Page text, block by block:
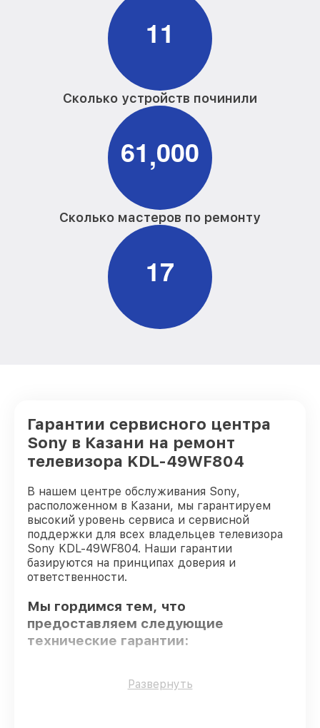
11
Сколько устройств починили
61,000
Сколько мастеров по ремонту
17
Гарантии сервисного центра
Sony в Казани на ремонт
телевизора KDL-49WF804
В нашем центре обслуживания Sony,
расположенном в Казани, мы гарантируем
высокий уровень сервиса и сервисной
поддержки для всех владельцев телевизора
Sony KDL-49WF804. Наши гарантии
базируются на принципах доверия и
ответственности.
Мы гордимся тем, что
предоставляем следующие
технические гарантии:
Оригинальные детали– только
Развернуть